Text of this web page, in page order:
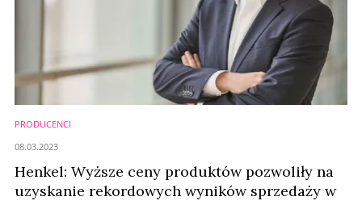
PRODUCENCI
Henkel: Wyższe ceny produktów pozwoliły na
uzyskanie rekordowych wyników sprzedaży w
08.03.2023